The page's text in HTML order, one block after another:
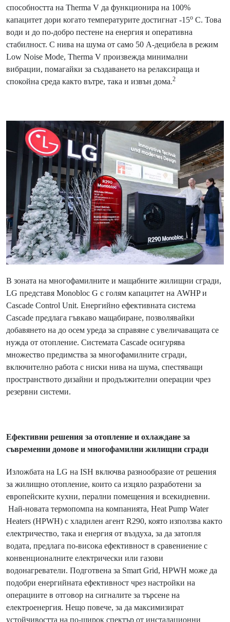
способността на Therma V да функционира на 100%
капацитет дори когато температурите достигнат -15о C. Това
води и до по-добро пестене на енергия и оперативна
стабилност. С нива на шума от само 50 А-децибела в режим
Low Noise Mode, Therma V произвежда минимални
вибрации, помагайки за създаването на релаксираща и
спокойна среда както вътре, така и извън дома.2
В зоната на многофамилните и мащабните жилищни сгради,
LG представя Monobloc G с голям капацитет на AWHP и
Cascade Control Unit. Енергийно ефективната система
Cascade предлага гъвкаво мащабиране, позволявайки
добавянето на до осем уреда за справяне с увеличаващата се
нужда от отопление. Системата Cascade осигурява
множество предимства за многофамилните сгради,
включително работа с ниски нива на шума, спестяващи
пространството дизайни и продължителни операции чрез
резервни системи.
Ефективни решения за отопление и охлаждане за
съвременни домове и многофамилни жилищни сгради
Изложбата на LG на ISH включва разнообразие от решения
за жилищно отопление, които са изцяло разработени за
европейските кухни, перални помещения и всекидневни.
Най-новата термопомпа на компанията, Heat Pump Water
Heaters (HPWH) с хладилен агент R290, която използва както
електричество, така и енергия от въздуха, за да затопля
водата, предлага по-висока ефективност в сравениение с
конвенционалните електрически или газови
водонагреватели. Подготвена за Smart Grid, HPWH може да
подобри енергийната ефективност чрез настройки на
операциите в отговор на сигналите за търсене на
електроенергия. Нещо повече, за да максимизират
устойчивостта на по-широк спектър от инсталационни